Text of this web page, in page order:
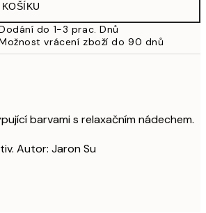
do 1-3 prac. Dnů
vrácení zboží do 90 dnů
barvami s relaxačním nádechem.
Autor: Jaron Su